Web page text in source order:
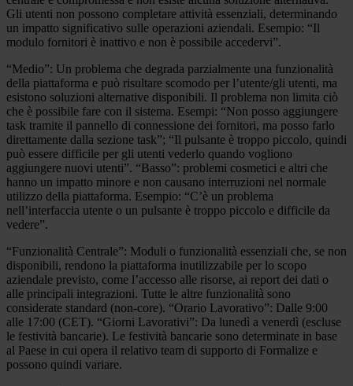
Gli utenti non possono completare attività essenziali, determinando
un impatto significativo sulle operazioni aziendali. Esempio: “Il
modulo fornitori è inattivo e non è possibile accedervi”.
“Medio”: Un problema che degrada parzialmente una funzionalità
della piattaforma e può risultare scomodo per l’utente/gli utenti, ma
esistono soluzioni alternative disponibili. Il problema non limita ciò
che è possibile fare con il sistema. Esempi: “Non posso aggiungere
task tramite il pannello di connessione dei fornitori, ma posso farlo
direttamente dalla sezione task”; “Il pulsante è troppo piccolo, quindi
può essere difficile per gli utenti vederlo quando vogliono
aggiungere nuovi utenti”. “Basso”: problemi cosmetici e altri che
hanno un impatto minore e non causano interruzioni nel normale
utilizzo della piattaforma. Esempio: “C’è un problema
nell’interfaccia utente o un pulsante è troppo piccolo e difficile da
vedere”.
“Funzionalità Centrale”: Moduli o funzionalità essenziali che, se non
disponibili, rendono la piattaforma inutilizzabile per lo scopo
aziendale previsto, come l’accesso alle risorse, ai report dei dati o
alle principali integrazioni. Tutte le altre funzionalità sono
considerate standard (non-core). “Orario Lavorativo”: Dalle 9:00
alle 17:00 (CET). “Giorni Lavorativi”: Da lunedì a venerdì (escluse
le festività bancarie). Le festività bancarie sono determinate in base
al Paese in cui opera il relativo team di supporto di Formalize e
possono quindi variare.